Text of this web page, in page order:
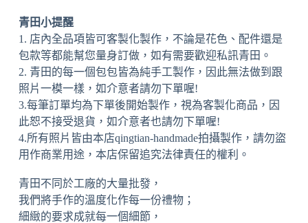
青田小提醒
1. 店內全品項皆可客製化製作，不論是花色、配件還是
包款等都能幫您量身訂做，如有需要歡迎私訊青田。
2. 青田的每一個包包皆為純手工製作，因此無法做到跟
照片一模一樣，如介意者請勿下單喔!
3.每筆訂單均為下單後開始製作，視為客製化商品，因
此恕不接受退貨，如介意者也請勿下單喔!
4.所有照片皆由本店qingtian-handmade拍攝製作，請勿盜
用作商業用途，本店保留追究法律責任的權利。
青田不同於工廠的大量批發，
我們將手作的溫度化作每一份禮物；
細緻的要求成就每一個細節，